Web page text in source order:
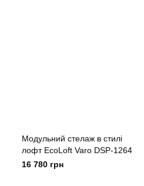
Модульний стелаж в стилі
лофт EcoLoft Varo DSP-1264
16 780 грн